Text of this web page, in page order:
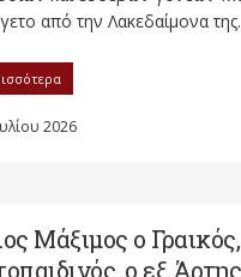
από την Λακεδαίμονα
2026
Μάξιμος ο
ο εξ Άρτης